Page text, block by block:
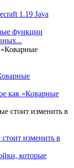
1.19 Java
функции
как «Коварные
изменить в
которые